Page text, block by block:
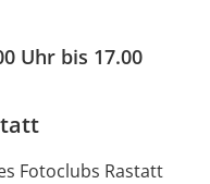
Uhr bis 17.00
Fotoclubs Rastatt